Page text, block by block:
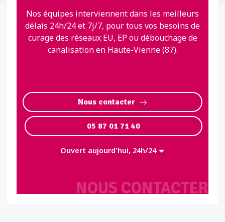
NOUS CONTACTER
Nos équipes interviennent dans les meilleurs
délais 24h/24 et 7j/7, pour tous vos besoins de
curage des réseaux EU, EP ou débouchage de
canalisation en Haute-Vienne (87).
Nous contacter
05 87 01 71 40
Ouvert aujourd'hui, 24h/24